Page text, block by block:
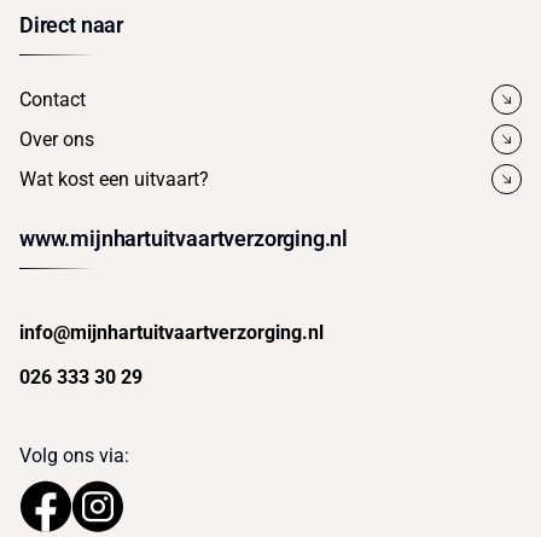
www.mijnhartuitvaartverzorging.nl
info@mijnhartuitvaartverzorging.nl
026 333 30 29
Volg ons via:
Direct naar
Contact
Over ons
Wat kost een uitvaart?